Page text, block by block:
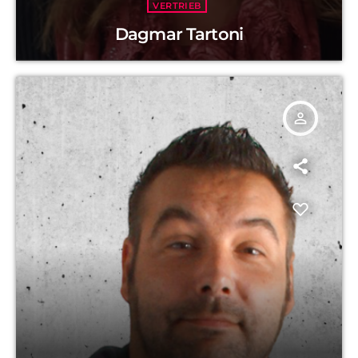
VERTRIEB
Dagmar Tartoni
person_outline